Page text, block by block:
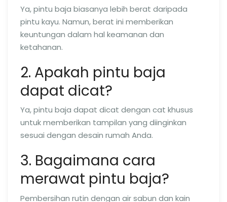
Ya, pintu baja biasanya lebih berat daripada
pintu kayu. Namun, berat ini memberikan
keuntungan dalam hal keamanan dan
ketahanan.
2. Apakah pintu baja
dapat dicat?
Ya, pintu baja dapat dicat dengan cat khusus
untuk memberikan tampilan yang diinginkan
sesuai dengan desain rumah Anda.
3. Bagaimana cara
merawat pintu baja?
Pembersihan rutin dengan air sabun dan kain